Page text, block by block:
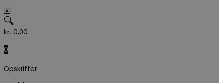
🔍
kr. 0,00
0
Opskrifter